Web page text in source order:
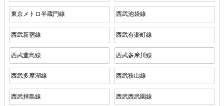
東京メトロ半蔵門線 西武池袋線
西武新宿線 西武有楽町線
西武豊島線 西武多摩川線
西武多摩湖線 西武狭山線
西武拝島線 西武西武園線